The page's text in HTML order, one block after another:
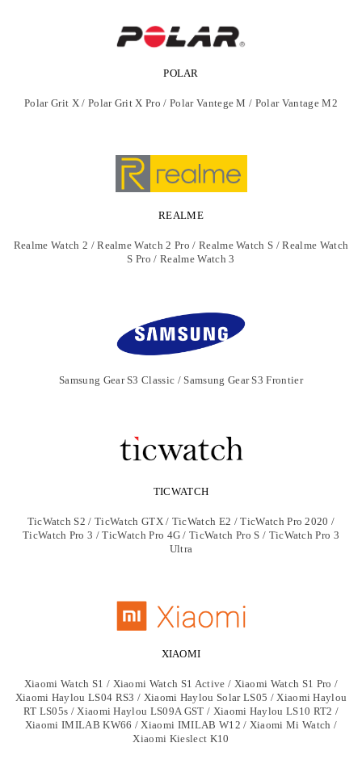
POLAR
Polar Grit X / Polar Grit X Pro / Polar Vantege M / Polar Vantage M2
REALME
Realme Watch 2 / Realme Watch 2 Pro / Realme Watch S / Realme Watch
S Pro / Realme Watch 3
Samsung Gear S3 Classic / Samsung Gear S3 Frontier
TICWATCH
TicWatch S2 / TicWatch GTX / TicWatch E2 / TicWatch Pro 2020 /
TicWatch Pro 3 / TicWatch Pro 4G / TicWatch Pro S / TicWatch Pro 3
Ultra
XIAOMI
Xiaomi Watch S1 / Xiaomi Watch S1 Active / Xiaomi Watch S1 Pro /
Xiaomi Haylou LS04 RS3 / Xiaomi Haylou Solar LS05 / Xiaomi Haylou
RT LS05s / Xiaomi Haylou LS09A GST / Xiaomi Haylou LS10 RT2 /
Xiaomi IMILAB KW66 / Xiaomi IMILAB W12 / Xiaomi Mi Watch /
Xiaomi Kieslect K10